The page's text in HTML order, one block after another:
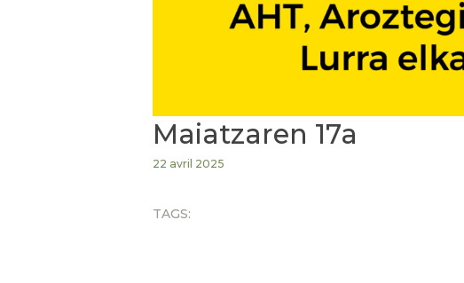
Maiatzaren 17a
22 avril 2025
TAGS: